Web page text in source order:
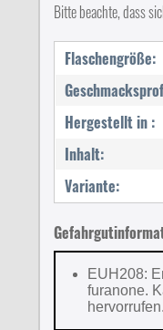
Bitte beachte, dass
Flaschengröße:
Hergestellt in :
Inhalt:
Variante:
EUH208:
furanone.
hervorrufen.